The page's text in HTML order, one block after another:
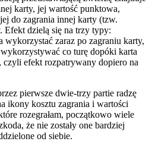
karty, jej wartość punktowa,
do zagrania innej karty (tzw.
Efekt dzielą się na trzy typy:
wykorzystać zaraz po zagraniu karty,
co turę dopóki karta
czyli efekt rozpatrywany dopiero na
pierwsze dwie-trzy partie radzę
ikony kosztu zagrania i wartości
rozegrałam, początkowo wiele
że nie zostały one bardziej
od siebie.